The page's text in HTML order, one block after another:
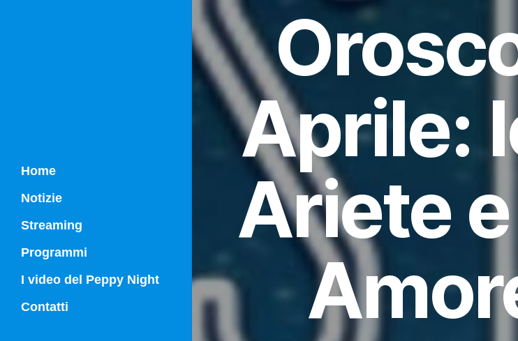
Home
Notizie
Streaming
Programmi
Campania Sport
I video del Peppy Night
Contatti
Aprile:
Ariete